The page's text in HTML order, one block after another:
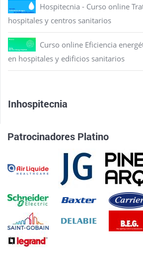
Hospitecnia - Curso online
hospitales y centros sanitarios
Curso online Eficiencia
en hospitales y edificios sanitarios
Inhospitecnia
Patrocinadores Platino